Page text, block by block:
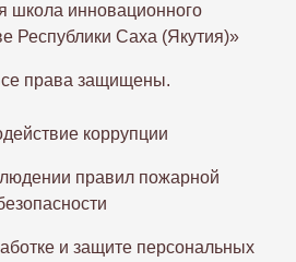
инновационного
Республики Саха (Якутия)»
права защищены.
коррупции
правил пожарной
и защите персональных